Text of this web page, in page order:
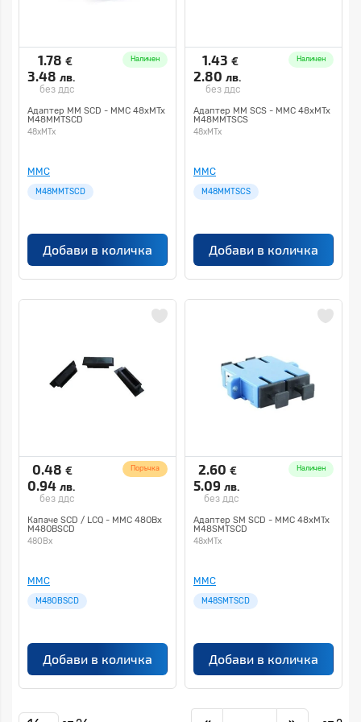
1.78 €
3.48 лв.
без ддс
Наличен
Адаптер ММ SCD - MMC 48xMTx
M48MMTSCD
48xMTx
MMC
M48MMTSCD
Добави в количка
1.43 €
2.80 лв.
без ддс
Наличен
Адаптер ММ SCS - MMC 48xMTx
M48MMTSCS
48xMTx
MMC
M48MMTSCS
Добави в количка
0.48 €
0.94 лв.
без ддс
Поръчка
Капаче SCD / LCQ - MMC 48OBx
M48OBSCD
48OBx
MMC
M48OBSCD
Добави в количка
2.60 €
5.09 лв.
без ддс
Наличен
Адаптер SМ SCD - MMC 48xMTx
M48SMTSCD
48xMTx
MMC
M48SMTSCD
Добави в количка